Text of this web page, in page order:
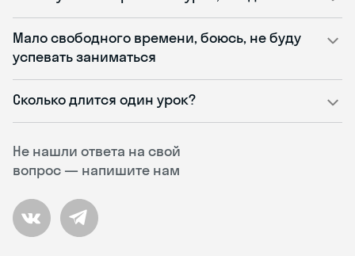
Не нашли ответа на свой
вопрос — напишите нам
Мало свободного времени, боюсь, не буду
успевать заниматься
Сколько длится один урок?